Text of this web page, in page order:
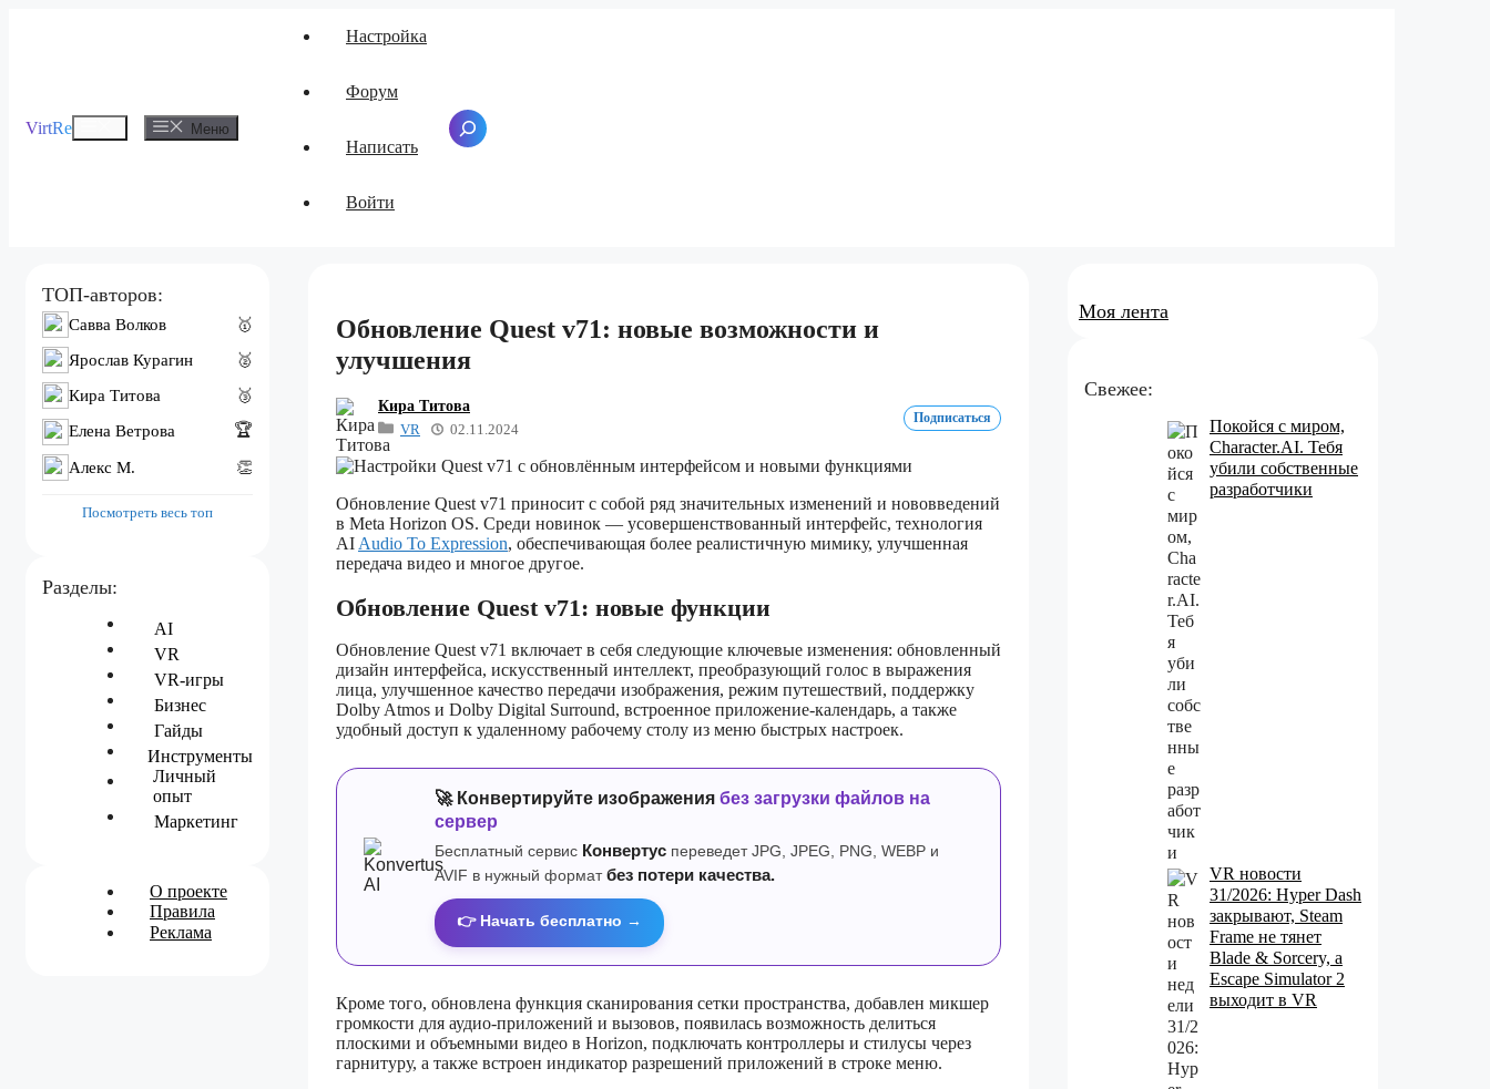
VirtRe Меню Меню
Настройка
Форум
Написать
Войти
Поиск
Обновление Quest v71: новые возможности и
улучшения
Кира Титова
VR
02.11.2024
Подписаться
Обновление Quest v71 приносит с собой ряд значительных изменений и нововведений
в Meta Horizon OS. Среди новинок — усовершенствованный интерфейс, технология
AI Audio To Expression, обеспечивающая более реалистичную мимику, улучшенная
передача видео и многое другое.
Обновление Quest v71: новые функции
Обновление Quest v71 включает в себя следующие ключевые изменения: обновленный
дизайн интерфейса, искусственный интеллект, преобразующий голос в выражения
лица, улучшенное качество передачи изображения, режим путешествий, поддержку
Dolby Atmos и Dolby Digital Surround, встроенное приложение-календарь, а также
удобный доступ к удаленному рабочему столу из меню быстрых настроек.
🚀 Конвертируйте изображения без загрузки файлов на
сервер
Бесплатный сервис Конвертус переведет JPG, JPEG, PNG, WEBP и
AVIF в нужный формат без потери качества.
👉 Начать бесплатно →
Кроме того, обновлена функция сканирования сетки пространства, добавлен микшер
громкости для аудио-приложений и вызовов, появилась возможность делиться
плоскими и объемными видео в Horizon, подключать контроллеры и стилусы через
гарнитуру, а также встроен индикатор разрешений приложений в строке меню.
ТОП-авторов:
Савва Волков
🥇
Ярослав Курагин
🥈
Кира Титова
🥉
Елена Ветрова 🏆
Алекс M. 👏
Посмотреть весь топ
Разделы:
AI
VR
VR-игры
Бизнес
Гайды
Инструменты
Личный
опыт
Маркетинг
О проекте
Правила
Реклама
Моя лента
Свежее:
Покойся с миром,
Character.AI. Тебя
убили собственные
разработчики
VR новости
31/2026: Hyper Dash
закрывают, Steam
Frame не тянет
Blade & Sorcery, а
Escape Simulator 2
выходит в VR